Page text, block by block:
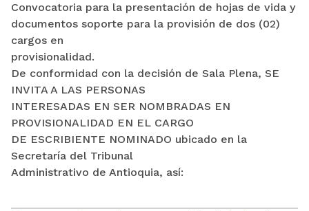
Convocatoria para la presentación de hojas de vida y
documentos soporte para la provisión de dos (02)
cargos en
provisionalidad.
De conformidad con la decisión de Sala Plena, SE
INVITA A LAS PERSONAS
INTERESADAS EN SER NOMBRADAS EN
PROVISIONALIDAD EN EL CARGO
DE ESCRIBIENTE NOMINADO ubicado en la
Secretaría del Tribunal
Administrativo de Antioquia, así: